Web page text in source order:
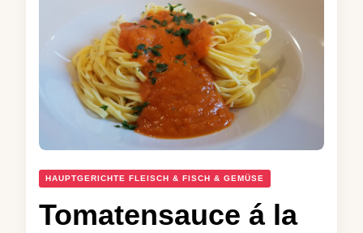
HAUPTGERICHTE FLEISCH & FISCH & GEMÜSE
Tomatensauce á la